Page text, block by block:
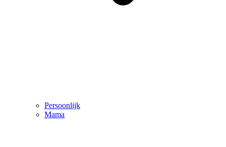
Persoonlijk
Mama